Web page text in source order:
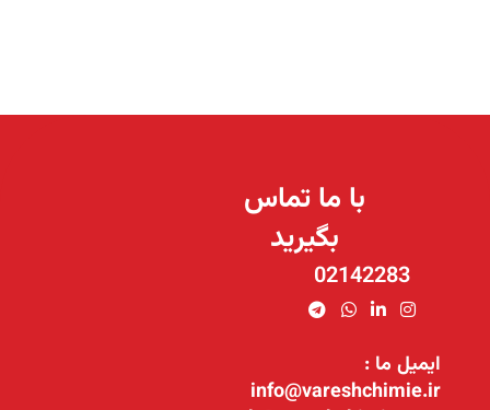
با ما تماس
بگیرید
02142283
ایمیل ما :
info@vareshchimie.ir